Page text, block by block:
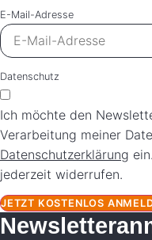
E-Mail-Adresse
Datenschutz
Ich möchte den
Verarbeitung meiner
Datenschutzerklärung
jederzeit widerrufen.
JETZT KOSTENLOS